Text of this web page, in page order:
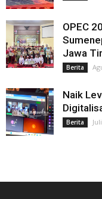
OPEC
Jawa
Berita
Naik
Berita